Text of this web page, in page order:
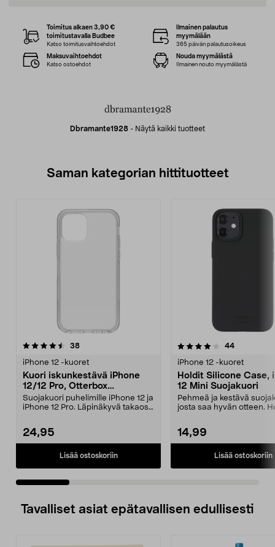
Dbramante1928 - Näytä kaikki tuotteet
Toimitus alkaen 3,90 €
toimitustavalla Budbee
Katso toimitusvaihtoehdot
Ilmainen palautus
myymälään
365 päivän palautusoikeus
Maksuvaihtoehdot
Katso ostoehdot
Nouda myymälästä
Ilmainen nouto myymälästä
Saman kategorian hittituotteet
38arvostelut
iPhone 12 -kuoret
Kuori iskunkestävä iPhone
12/12 Pro, Otterbox
Symmetry
Suojakuori puhelimille iPhone 12 ja
iPhone 12 Pro. Läpinäkyvä takaosa
24,95
Lisää ostoskoriin
4.0 viidestä
44arvostelut
iPhone 12 -kuoret
Holdit Silicone Case,
12 Mini Suojakuori
Pehmeä ja kestävä
josta saa hyvän otteen.
14,99
Lisää ostoskoriin
4.5 viidestä
Tavalliset asiat epätavallisen edullisesti